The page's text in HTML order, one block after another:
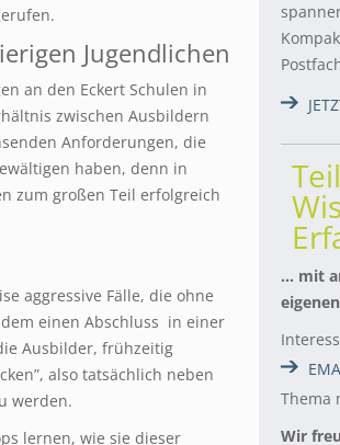
Jugendlichen
an den Eckert Schulen in
zwischen Ausbildern
Anforderungen, die
haben, denn in
zum großen Teil erfolgreich
aggressive Fälle, die ohne
einen Abschluss in einer
Ausbilder, frühzeitig
also tatsächlich neben
werden.
lernen, wie sie dieser
… mit
Thema
Wir